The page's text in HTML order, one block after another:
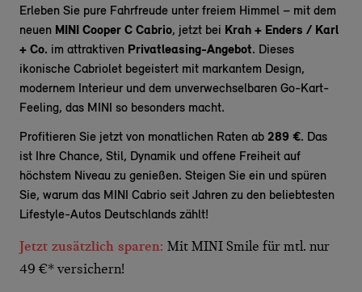
Erleben Sie pure Fahrfreude unter freiem Himmel – mit dem
neuen MINI Cooper C Cabrio, jetzt bei Krah + Enders / Karl
+ Co. im attraktiven Privatleasing-Angebot. Dieses
ikonische Cabriolet begeistert mit markantem Design,
modernem Interieur und dem unverwechselbaren Go-Kart-
Feeling, das MINI so besonders macht.
Profitieren Sie jetzt von monatlichen Raten ab 289 €. Das
ist Ihre Chance, Stil, Dynamik und offene Freiheit auf
höchstem Niveau zu genießen. Steigen Sie ein und spüren
Sie, warum das MINI Cabrio seit Jahren zu den beliebtesten
Lifestyle-Autos Deutschlands zählt!
Jetzt zusätzlich sparen: Mit MINI Smile für mtl. nur
49 €* versichern!